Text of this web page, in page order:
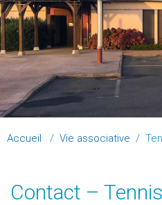
Accueil / Vie associative /
Contact –